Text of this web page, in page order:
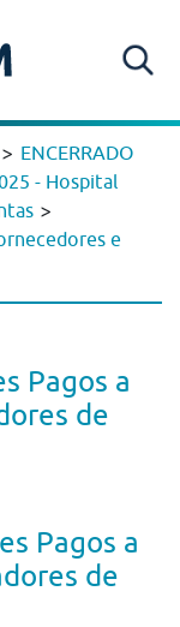
> ENCERRADO
- Hospital
>
e
Pagos a
de
Pagos a
de